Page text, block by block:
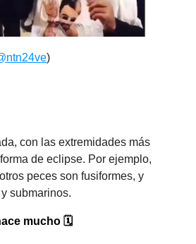
)
con las extremidades más
de eclipse. Por ejemplo,
peces son fusiformes, y
submarinos.​
mucho 🗓️